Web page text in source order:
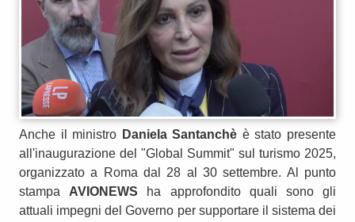
Anche il ministro Daniela Santanchè è stato presente
all'inaugurazione del "Global Summit" sul turismo 2025,
organizzato a Roma dal 28 al 30 settembre. Al punto
stampaAVIONEWS ha approfondito quali sono gli
attuali impegni del Governo per supportare il sistema dei